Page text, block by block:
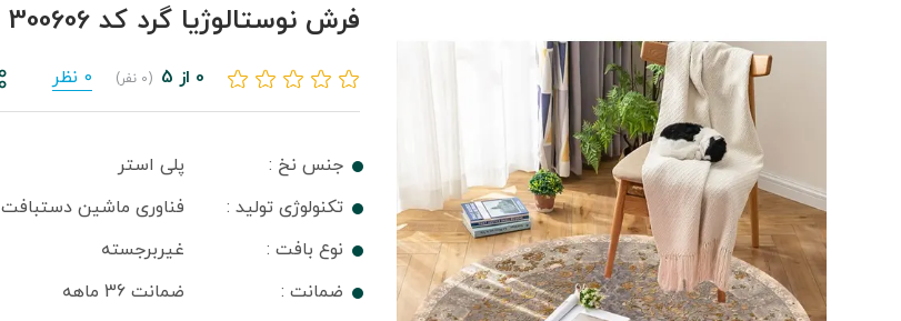
فرش نوستالوژیا گرد کد 300606 کرم 1200 شانه
0 از 5 (0 نفر) 0 نظر
جنس نخ :
پلی استر
تکنولوژی تولید :
فناوری ماشین دستبافت
نوع بافت :
غیربرجسته
ضمانت :
ضمانت 36 ماهه